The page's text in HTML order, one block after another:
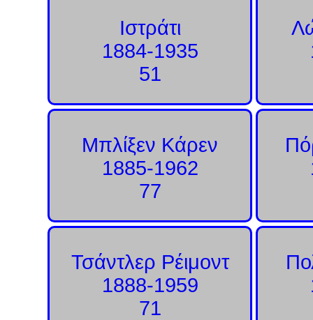
Ιστράτι
1884-1935
51
Μπλίξεν Κάρεν
1885-1962
77
Τσάντλερ Ρέιμοντ
1888-1959
71